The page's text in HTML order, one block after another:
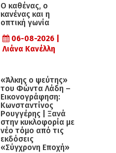
Ο καθένας, ο
κανένας και η
οπτική γωνία
06-08-2026 |
Λιάνα Κανέλλη
«Άλκης ο ψεύτης»
του Φώντα Λάδη –
Εικονογράφηση:
Κωνσταντίνος
Ρουγγέρης | Ξανά
στην κυκλοφορία με
νέο τόμο από τις
εκδόσεις
«Σύγχρονη Εποχή»